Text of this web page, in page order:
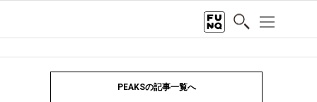
PEAKSの記事一覧へ